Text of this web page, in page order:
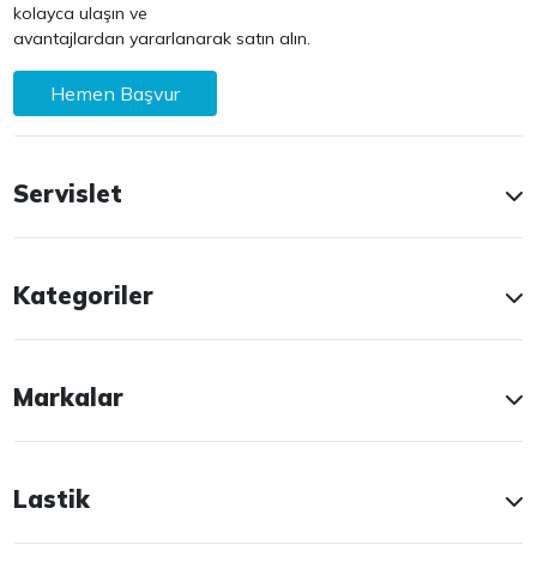
kolayca ulaşın ve
avantajlardan yararlanarak satın alın.
Hemen Başvur
Servislet
Kategoriler
Markalar
Lastik